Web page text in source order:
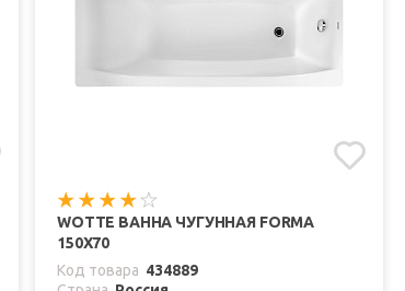
WOTTE ВАННА ЧУГУННАЯ FORMA
150Х70
Код товара 434889